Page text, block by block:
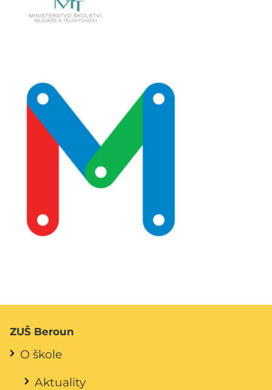
ZUŠ Beroun
O škole
Aktuality